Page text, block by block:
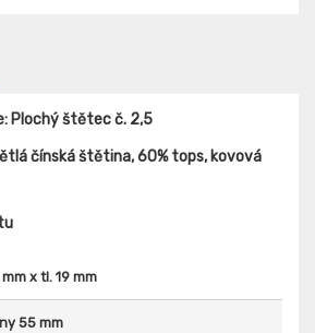
Plochý štětec č. 2,5
čínská štětina, 60% tops, kovová
x tl. 19 mm
55 mm